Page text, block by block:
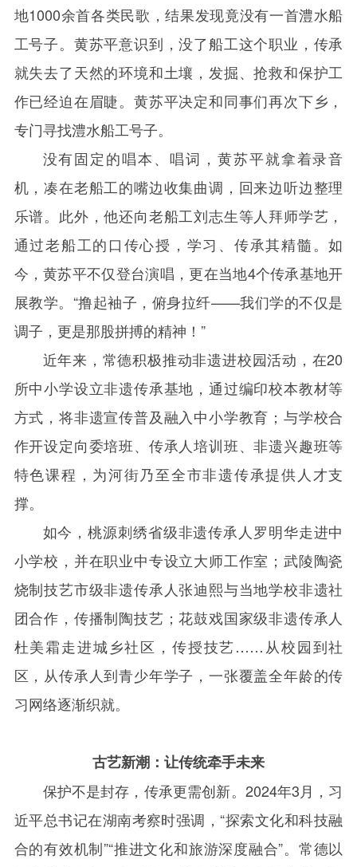
地1000余首各类民歌，结果发现竟没有一首澧水船
工号子。黄苏平意识到，没了船工这个职业，传承
就失去了天然的环境和土壤，发掘、抢救和保护工
作已经迫在眉睫。黄苏平决定和同事们再次下乡，
专门寻找澧水船工号子。
没有固定的唱本、唱词，黄苏平就拿着录音
机，凑在老船工的嘴边收集曲调，回来边听边整理
乐谱。此外，他还向老船工刘志生等人拜师学艺，
通过老船工的口传心授，学习、传承其精髓。如
今，黄苏平不仅登台演唱，更在当地4个传承基地开
展教学。“撸起袖子，俯身拉纤——我们学的不仅是
调子，更是那股拼搏的精神！”
近年来，常德积极推动非遗进校园活动，在20
所中小学设立非遗传承基地，通过编印校本教材等
方式，将非遗宣传普及融入中小学教育；与学校合
作开设定向委培班、传承人培训班、非遗兴趣班等
特色课程，为河街乃至全市非遗传承提供人才支
撑。
如今，桃源刺绣省级非遗传承人罗明华走进中
小学校，并在职业中专设立大师工作室；武陵陶瓷
烧制技艺市级非遗传承人张迪熙与当地学校非遗社
团合作，传播制陶技艺；花鼓戏国家级非遗传承人
杜美霜走进城乡社区，传授技艺……从校园到社
区，从传承人到青少年学子，一张覆盖全年龄的传
习网络逐渐织就。
古艺新潮：让传统牵手未来
保护不是封存，传承更需创新。 2024年3月，习
近平总书记在湖南考察时强调，“探索文化和科技融
合的有效机制”“推进文化和旅游深度融合”。常德以